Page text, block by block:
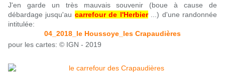
J'en garde un très mauvais souvenir (boue à cause de
débardage jusqu'au carrefour de l'Herbier...) d'une randonnée
intitulée:
04_2018_le Houssoye_les Crapaudières
pour les cartes: © IGN - 2019